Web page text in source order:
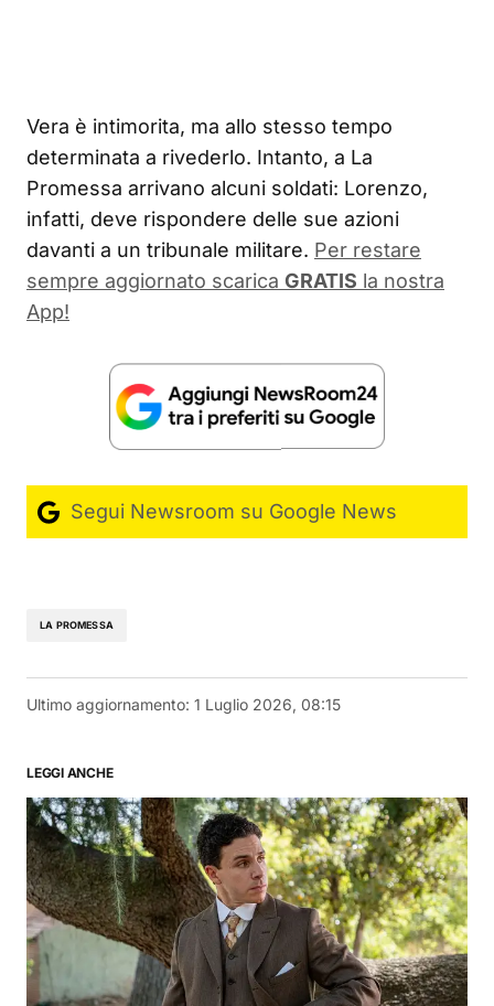
Vera è intimorita, ma allo stesso tempo
determinata a rivederlo. Intanto, a La
Promessa arrivano alcuni soldati: Lorenzo,
infatti, deve rispondere delle sue azioni
davanti a un tribunale militare. Per restare
sempre aggiornato scarica GRATIS la nostra
App!
Segui Newsroom su Google News
LA PROMESSA
Ultimo aggiornamento: 1 Luglio 2026, 08:15
LEGGI ANCHE